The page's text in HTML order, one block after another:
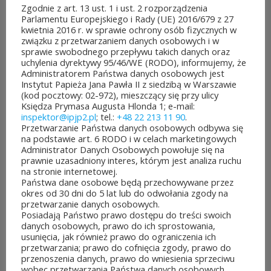
Pelplinie odbyły się
Jubileuszowe XXV
Mistrzostwa Polski
Duchowieństwa w Szachach
Klasycznych. Wydarzenie
zostało objęte patronatem
Instytutu Papieża Jana Pawła
II, który wsparł organizację
mistrzostw, fundując...
CZYTAJ DALEJ
Zgodnie z art. 13 ust. 1 i ust. 2 rozporządzenia
Parlamentu Europejskiego i Rady (UE) 2016/679 z 27
kwietnia 2016 r. w sprawie ochrony osób fizycznych w
związku z przetwarzaniem danych osobowych i w
sprawie swobodnego przepływu takich danych oraz
uchylenia dyrektywy 95/46/WE (RODO), informujemy, że
Administratorem Państwa danych osobowych jest
Instytut Papieża Jana Pawła II z siedzibą w Warszawie
(kod pocztowy: 02-972), mieszczący się przy ulicy
Księdza Prymasa Augusta Hlonda 1; e-mail:
inspektor@ipjp2.pl; tel.: +48 22 213 11 90.
Przetwarzanie Państwa danych osobowych odbywa się
na podstawie art. 6 RODO i w celach marketingowych
Administrator Danych Osobowych powołuje się na
prawnie uzasadniony interes, którym jest analiza ruchu
na stronie internetowej.
Państwa dane osobowe będą przechowywane przez
okres od 30 dni do 5 lat lub do odwołania zgody na
przetwarzanie danych osobowych.
Posiadają Państwo prawo dostępu do treści swoich
danych osobowych, prawo do ich sprostowania,
usunięcia, jak również prawo do ograniczenia ich
przetwarzania; prawo do cofnięcia zgody, prawo do
przenoszenia danych, prawo do wniesienia sprzeciwu